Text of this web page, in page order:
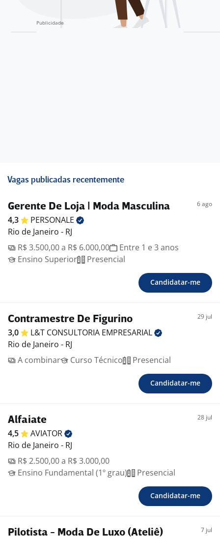
Vagas publicadas recentemente
Gerente De Loja | Moda Masculina 6 ago
4,3
PERSONALE
Rio de Janeiro - RJ
R$ 3.500,00 a R$ 6.000,00
Entre 1 e 3 anos
Ensino Superior
Presencial
Candidatar-me
Contramestre De Figurino 29 jul
3,0 L&T CONSULTORIA EMPRESARIAL
Rio de Janeiro - RJ
A combinar
Curso Técnico Presencial
Candidatar-me
Alfaiate 28 jul
4,5
AVIATOR
Rio de Janeiro - RJ
R$ 2.500,00 a R$ 3.000,00
Ensino Fundamental (1º grau)
Presencial
Candidatar-me
Pilotista - Moda De Luxo (Ateliê) 7 jul